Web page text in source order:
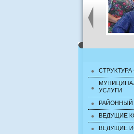
УСЛУГИ
РАЙОННЫЙ
ВЕДУЩИЕ
ВЕДУЩИЕ